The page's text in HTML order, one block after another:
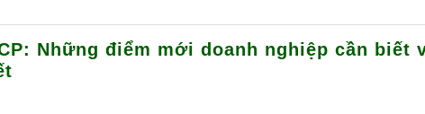
Những điểm mới doanh nghiệp cần biết